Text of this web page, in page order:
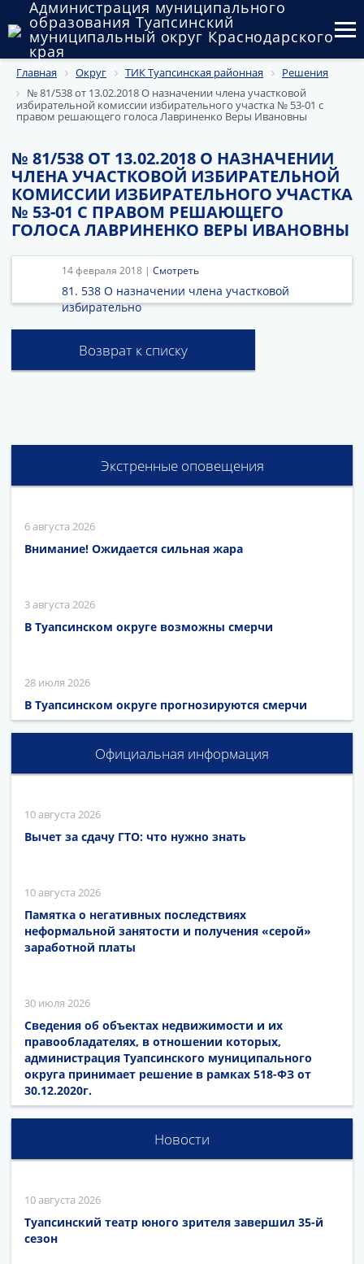
Администрация муниципального
образования Туапсинский
муниципальный округ Краснодарского
края
Округ
Администрация
Государственный и муниципальный контроль
Муниципальное имущество
Публичные слушания и общественные обсуждения
Документы
Главная Округ ТИК Туапсинская районная
Решения
№ 81/538 от 13.02.2018 О назначении члена участковой
избирательной комиссии избирательного участка № 53-01 с
правом решающего голоса Лавриненко Веры Ивановны
№ 81/538 ОТ 13.02.2018 О НАЗНАЧЕНИИ
ЧЛЕНА УЧАСТКОВОЙ ИЗБИРАТЕЛЬНОЙ
КОМИССИИ ИЗБИРАТЕЛЬНОГО УЧАСТКА
№ 53-01 С ПРАВОМ РЕШАЮЩЕГО
ГОЛОСА ЛАВРИНЕНКО ВЕРЫ ИВАНОВНЫ
14 февраля 2018 | Смотреть
81. 538 О назначении члена участковой
избирательно
Возврат к списку
Экстренные оповещения
6 августа 2026
Внимание! Ожидается сильная жара
3 августа 2026
В Туапсинском округе возможны смерчи
28 июля 2026
В Туапсинском округе прогнозируются смерчи
Официальная информация
10 августа 2026
Вычет за сдачу ГТО: что нужно знать
10 августа 2026
Памятка о негативных последствиях
неформальной занятости и получения «серой»
заработной платы
30 июля 2026
Сведения об объектах недвижимости и их
правообладателях, в отношении которых,
администрация Туапсинского муниципального
округа принимает решение в рамках 518-ФЗ от
30.12.2020г.
Новости
10 августа 2026
Туапсинский театр юного зрителя завершил 35-й
сезон